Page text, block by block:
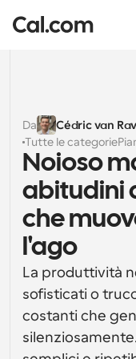
Soluzioni
Per dimensione del
Per individui
Pianificazione
Pianificazione
Per
Impresa
Sviluppatore
API
Risorse
API
Crea le tue
Prezzo
Da
Cédric van
Tutte le categorie
Noioso
abitudini
che
l'ago
La produttività
sofisticati o
costanti che